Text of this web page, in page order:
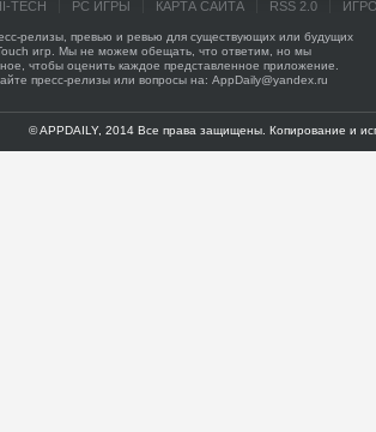
TECH PC ИГРЫ КАРТА САЙТА RSS 2.0
релизы, превью и ревью для существующих или будущих
игр. Мы не можем обещать, что ответим, но мы
чтобы оценить каждое представленное приложение.
пресс-релизы или вопросы на: AppDaily@yandex.ru
© APPDAILY, 2014 Все права защищены. Копирование и